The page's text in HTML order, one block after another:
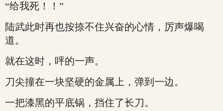
“给我死！！”
陆武此时再也按捺不住兴奋的心情，厉声爆喝
道。
就在这时，呯的一声。
刀尖撞在一块坚硬的金属上，弹到一边。
一把漆黑的平底锅，挡住了长刀。